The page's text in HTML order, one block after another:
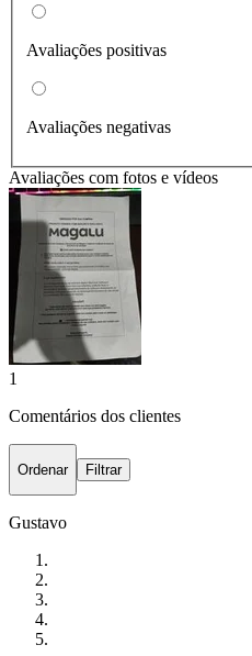
Avaliações positivas
Avaliações negativas
Avaliações com fotos e vídeos
1
Comentários dos clientes
Ordenar Filtrar
Gustavo